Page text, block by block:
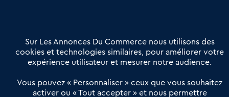
Offres Pro
Actualités
Qui sommes nous ?
Derniers articles
Sur Les Annonces Du Commerce nous utilisons des
cookies et technologies similaires, pour améliorer votre
expérience utilisateur et mesurer notre audience.
Vous pouvez « Personnaliser » ceux que vous souhaitez
activer ou « Tout accepter » et nous permettre